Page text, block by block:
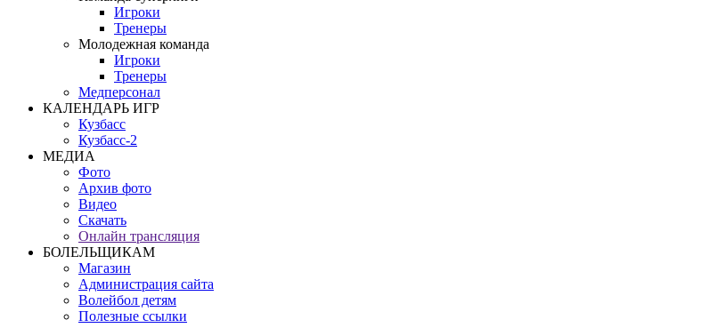
Игроки
Тренеры
Молодежная команда
Игроки
Тренеры
Медперсонал
КАЛЕНДАРЬ ИГР
Кузбасс
Кузбасс-2
МЕДИА
Фото
Архив фото
Видео
Скачать
Онлайн трансляция
БОЛЕЛЬЩИКАМ
Магазин
Администрация сайта
Волейбол детям
Полезные ссылки